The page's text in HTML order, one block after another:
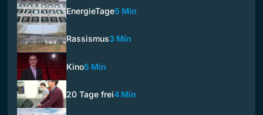
EnergieTage5 Min
Rassismus3 Min
Kino5 Min
20 Tage frei4 Min